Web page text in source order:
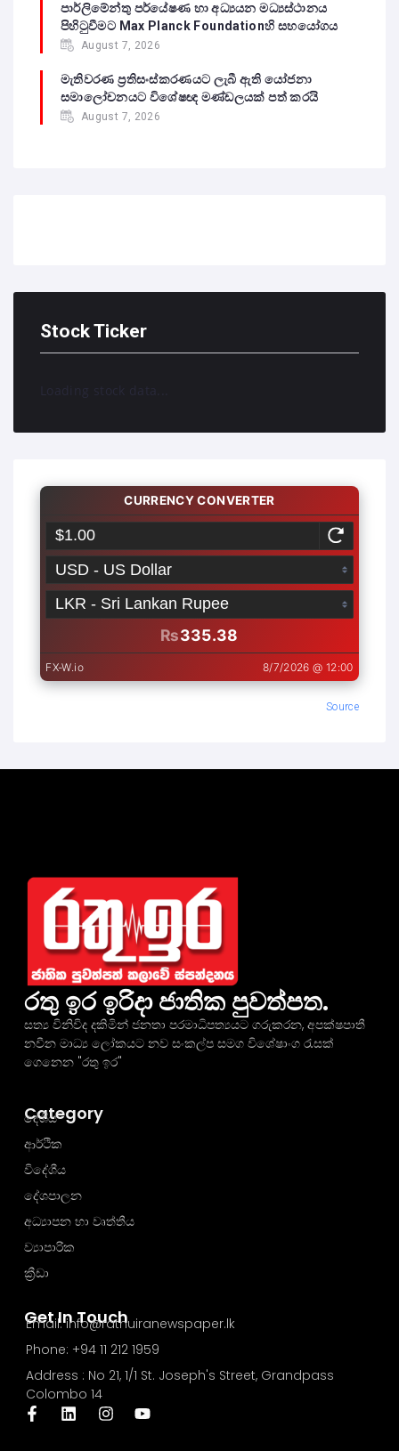
පාර්ලිමේන්තු පර්යේෂණ හා අධ්‍යයන මධ්‍යස්ථානය
පිහිටුවීමට Max Planck Foundationහි සහයෝගය
August 7, 2026
මැතිවරණ ප්‍රතිසංස්කරණයට ලැබී ඇති යෝජනා
සමාලෝචනයට විශේෂඥ මණ්ඩලයක් පත් කරයි
August 7, 2026
Stock Ticker
Loading stock data...
Source
රතු ඉර ඉරිදා ජාතික පුවත්පත.
සත්‍ය විනිවිද දකිමින් ජනතා පරමාධිපත්‍යයට ගරුකරන, අපක්ෂපාතී
නවීන මාධ්‍ය ලෝකයට නව සංකල්ප සමග විශේෂාංග රැසක්
ගෙනෙන "රතු ඉර"
Get In Touch
Email: info@rathuiranewspaper.lk
Phone: +94 11 212 1959
Address : No 21, 1/1 St. Joseph's Street, Grandpass
Colombo 14
Category
දේශීය
ආර්ථික
විදේශීය
දේශපාලන
අධ්‍යාපන හා වෘත්තීය
ව්‍යාපාරික
ක්‍රීඩා